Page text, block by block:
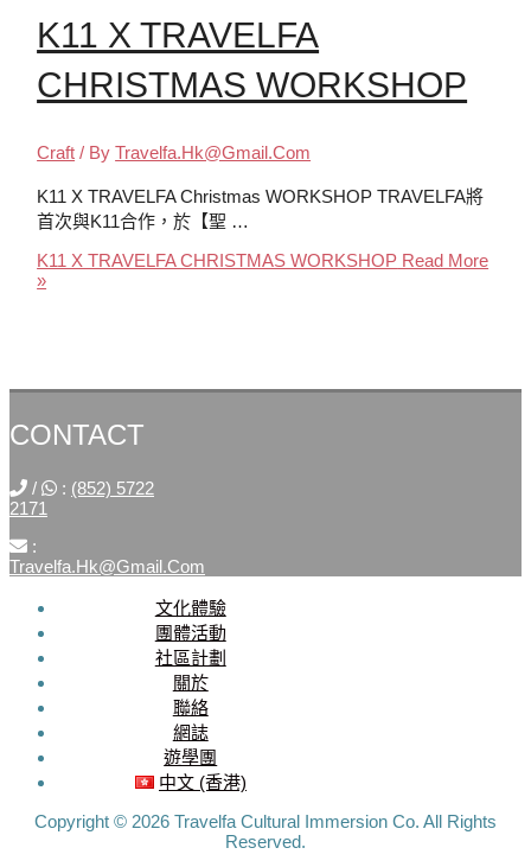
K11 X TRAVELFA
CHRISTMAS WORKSHOP
Craft / ByTravelfa.hk@gmail.com
K11 X TRAVELFA Christmas WORKSHOP TRAVELFA將
首次與K11合作，於【聖 …
K11 X TRAVELFA CHRISTMAS WORKSHOP Read More
»
CONTACT
/ : (852) 5722
2171
:
Travelfa.hk@gmail.com
文化體驗
團體活動
社區計劃
關於
聯絡
網誌
遊學團
中文 (香港)
Copyright © 2026 Travelfa Cultural Immersion Co. All Rights
Reserved.